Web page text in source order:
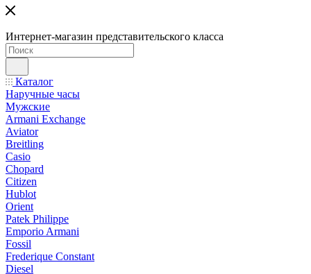
Интернет-магазин представительского класса
Каталог
Наручные часы
Мужские
Armani Exchange
Aviator
Breitling
Casio
Chopard
Citizen
Hublot
Orient
Patek Philippe
Emporio Armani
Fossil
Frederique Constant
Diesel